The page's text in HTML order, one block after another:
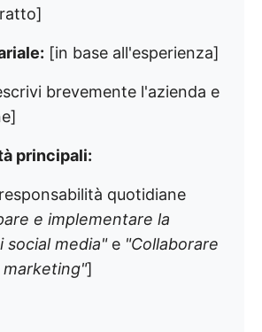
[in base all'esperienza]
brevemente l'azienda e
principali:
quotidiane
e implementare la
social media" e "Collaborare
]